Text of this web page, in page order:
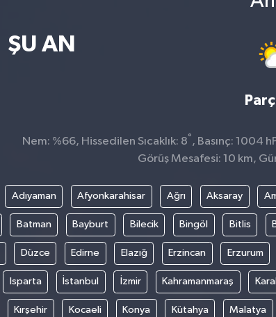
ŞU AN
Nem: %66, Hissedilen Sıcaklık: 8° , Basınç: 1004
Görüş Mesafesi: 10 km,
Adıyaman Afyonkarahisar Ağrı Aksaray
Batman Bayburt Bilecik Bingöl Bitlis
Düzce Edirne Elazığ Erzincan Erzurum
Isparta İstanbul İzmir Kahramanmaraş
Kırşehir Kocaeli Konya Kütahya Malatya